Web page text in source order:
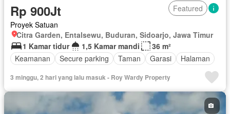
Rp 900Jt
Featured
Proyek Satuan
Citra Garden, Entalsewu, Buduran, Sidoarjo, Jawa Timur
1 Kamar tidur
1,5 Kamar mandi
36 m²
Keamanan
Secure parking Taman Garasi Halaman
3 minggu, 2 hari yang lalu masuk - Roy Wardy Property